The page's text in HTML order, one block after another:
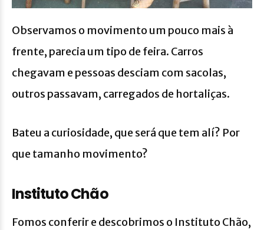
Observamos o movimento um pouco mais à
frente, parecia um tipo de feira. Carros
chegavam e pessoas desciam com sacolas,
outros passavam, carregados de hortaliças.
Bateu a curiosidade, que será que tem alí? Por
que tamanho movimento?
Instituto Chão
Fomos conferir e descobrimos o Instituto Chão,